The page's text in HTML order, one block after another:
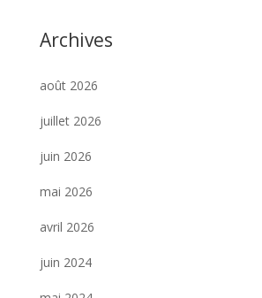
Archives
août 2026
juillet 2026
juin 2026
mai 2026
avril 2026
juin 2024